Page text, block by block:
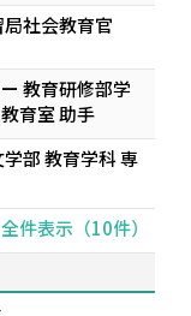
社会教育官
教育研修部学
育室 助手
部 教育学科 専
全件表示（10件）